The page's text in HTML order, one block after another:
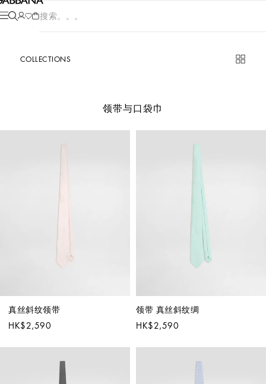
产品搜索。。。
COLLECTIONS
领带与口袋巾
真丝斜纹领带
HK$2,590
领带 真丝斜纹绸
HK$2,590